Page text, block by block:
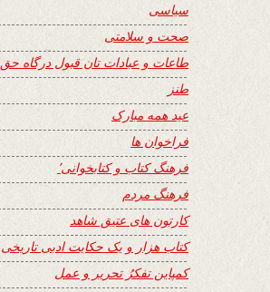
سیاسی
صحت و سلامتی
طاعات و عبادات تان قبول درگاه حق
طنز
عید همه مبارک
فراخوان ها
فرهنگ کتاب و کتابخوانی٬
فرهنگ مردم
کارتون های عتیق شاهد
کتاب هزار و یک حکایت ادبی تاریخی
کمپاین تفکرُ تحریر و عمل